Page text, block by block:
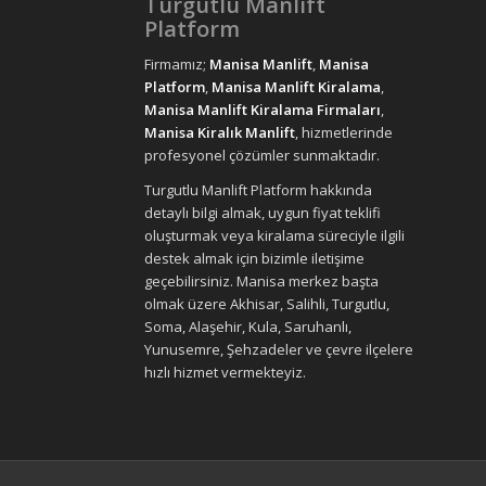
Platform
Firmamız; Manisa Manlift, Manisa
Platform, Manisa Manlift Kiralama,
Manisa Manlift Kiralama Firmaları,
Manisa Kiralık Manlift, hizmetlerinde
profesyonel çözümler sunmaktadır.
Turgutlu Manlift Platform hakkında
detaylı bilgi almak, uygun fiyat teklifi
oluşturmak veya kiralama süreciyle ilgili
destek almak için bizimle iletişime
geçebilirsiniz. Manisa merkez başta
olmak üzere Akhisar, Salihli, Turgutlu,
Soma, Alaşehir, Kula, Saruhanlı,
Yunusemre, Şehzadeler ve çevre ilçelere
hızlı hizmet vermekteyiz.